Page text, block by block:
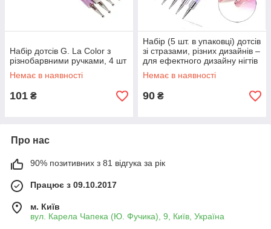
Набір дотсів G. La Color з
різнобарвними ручками, 4 шт
Немає в наявності
101 ₴
Набір (5 шт. в упаковці) дотсів
зі стразами, різних дизайнів –
для ефектного дизайну нігтів
Немає в наявності
90 ₴
Про нас
90% позитивних з 81 відгука за рік
Працює з 09.10.2017
м. Київ
вул. Карела Чапека (Ю. Фучика), 9, Київ, Україна